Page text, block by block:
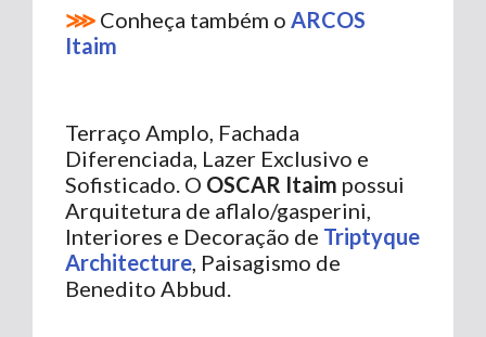
⋙ Conheça também o ARCOS
Itaim
Terraço Amplo, Fachada
Diferenciada, Lazer Exclusivo e
Sofisticado. O OSCAR Itaim possui
Arquitetura de aflalo/gasperini,
Interiores e Decoração de Triptyque
Architecture, Paisagismo de
Benedito Abbud.